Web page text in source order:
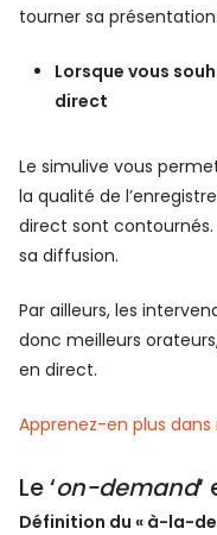
tourner sa présentation.
Lorsque vous
direct
Le simulive vous
la qualité de
direct sont
sa diffusion.
Par ailleurs, les
donc meilleurs
en direct.
Apprenez-en plus
Le ‘on-demand‘
Définition du « à-la-